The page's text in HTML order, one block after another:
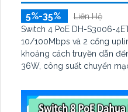
5%-35%
Liên Hệ
Switch 4 PoE DH-S3006-
10/100Mbps và 2 cổng
khoảng cách truyền dẫn
36W, công suất chuyển
3af/at và chống sét 6KV